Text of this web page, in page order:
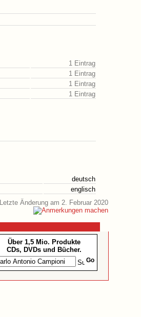
1 Eintrag
1 Eintrag
1 Eintrag
1 Eintrag
deutsch
englisch
Letzte Änderung am 2. Februar 2020
Über 1,5 Mio. Produkte
CDs, DVDs und Bücher.
Go